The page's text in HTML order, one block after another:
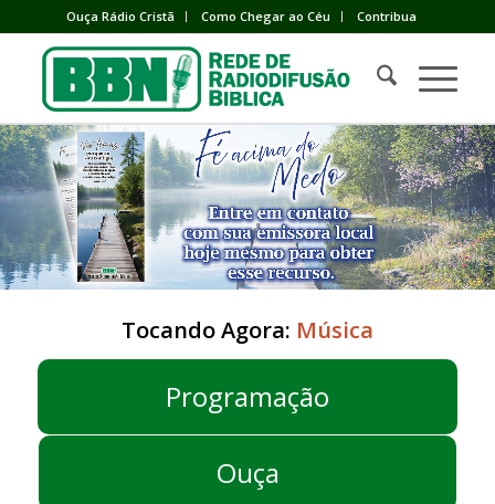
Ouça Rádio Cristã Como Chegar ao Céu Contribua
Tocando Agora: Música
Programação
Ouça